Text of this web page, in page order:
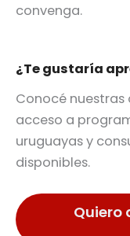
convenga.
¿Te gustaría
Conocé
acceso a
uruguayas y
disponibles.
Quiero